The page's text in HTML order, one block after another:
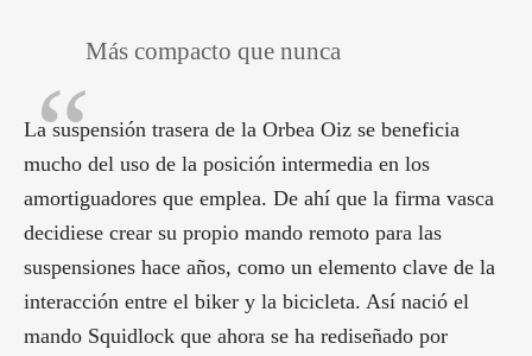
Más compacto que nunca
La suspensión trasera de la Orbea Oiz se beneficia
mucho del uso de la posición intermedia en los
amortiguadores que emplea. De ahí que la firma vasca
decidiese crear su propio mando remoto para las
suspensiones hace años, como un elemento clave de la
interacción entre el biker y la bicicleta. Así nació el
mando Squidlock que ahora se ha rediseñado por